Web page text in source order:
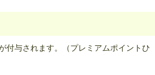
付与されます。（プレミアムポイントひ